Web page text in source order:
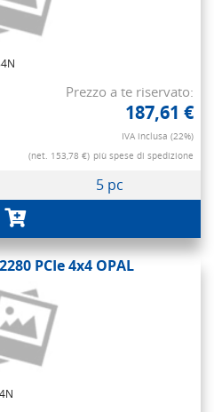
Prezzo a te riservato:
187,61 €
IVA inclusa (22%)
(net. 153,78 €) più spese di spedizione
5 pc
PCIe 4x4 OPAL